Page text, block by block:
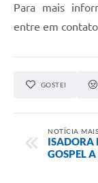
Para mais
entre em
GOSTEI
NOTÍCIA
ISADORA
GOSPEL